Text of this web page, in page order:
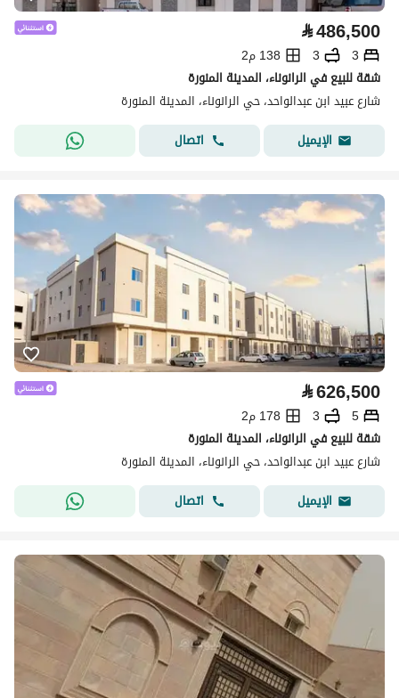
⃁486,500
3
3
138 م2
شقة للبيع في الرانوناء، المدينة المنورة
شارع عبيد ابن عبدالواحد، حي الرانوناء، المدينة المنورة
الإيميل
اتصال
⃁626,500
5
3
178 م2
شقة للبيع في الرانوناء، المدينة المنورة
شارع عبيد ابن عبدالواحد، حي الرانوناء، المدينة المنورة
الإيميل
اتصال